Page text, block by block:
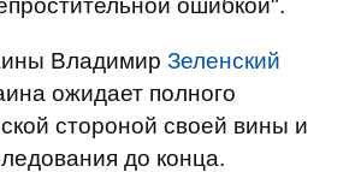
ошибкой".
Владимир Зеленский
ожидает полного
стороной своей вины и
до конца.